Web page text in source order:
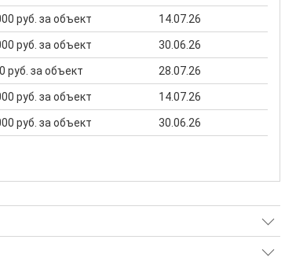
руб. за объект 14.07.26
руб. за объект 30.06.26
руб. за объект 28.07.26
руб. за объект 14.07.26
руб. за объект 30.06.26